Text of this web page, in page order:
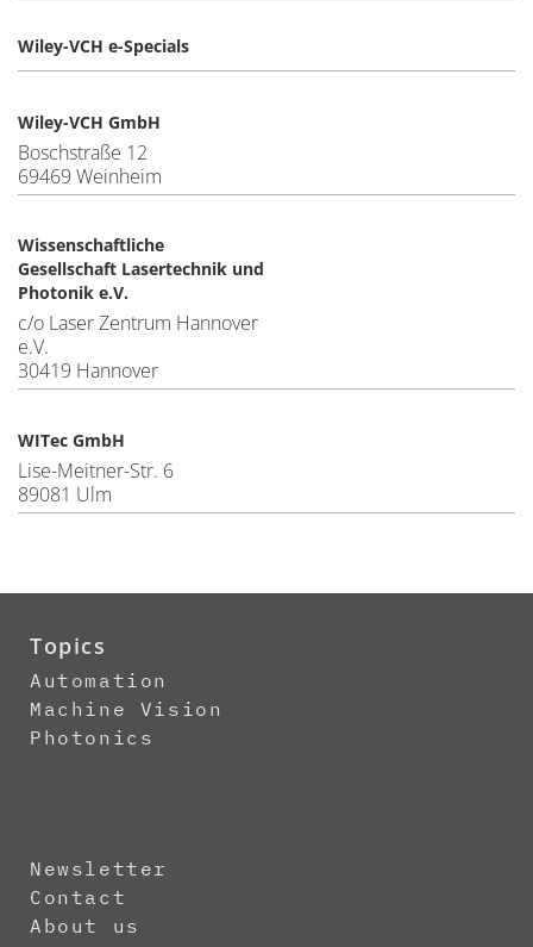
Wiley-VCH e-Specials
Wiley-VCH GmbH
Boschstraße 12
69469 Weinheim
Wissenschaftliche
Gesellschaft Lasertechnik und
Photonik e.V.
c/o Laser Zentrum Hannover
e.V.
30419 Hannover
WITec GmbH
Lise-Meitner-Str. 6
89081 Ulm
Topics
Automation
Machine Vision
Photonics
Newsletter
Contact
About us